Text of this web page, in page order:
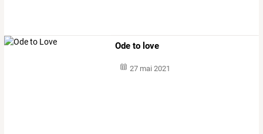
Ode to love
27 mai 2021